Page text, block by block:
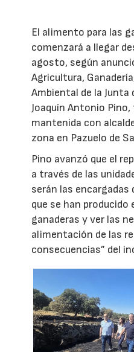
El alimento para las
comenzará a llegar
agosto, según
Agricultura,
Ambiental de la Junta
Joaquín Antonio
mantenida con
zona en Pazuelo de
Pino avanzó que el
a través de las
serán las encargadas
que se han
ganaderas y ver las
alimentación de las
consecuencias” del